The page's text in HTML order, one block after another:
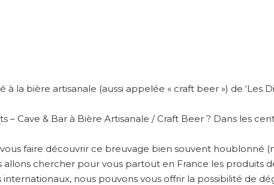
la bière artisanale (aussi appelée « craft beer ») de ‘Les
– Cave & Bar à Bière Artisanale / Craft Beer ? Dans les
faire découvrir ce breuvage bien souvent houblonné
allons chercher pour vous partout en France les produits
internationaux, nous pouvons vous offrir la possibilité de